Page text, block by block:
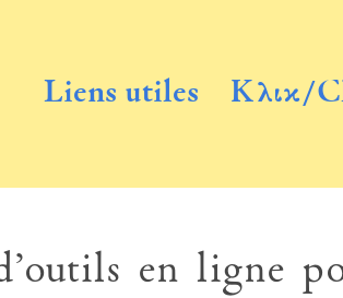
Liens utiles Κλικ/
en ligne